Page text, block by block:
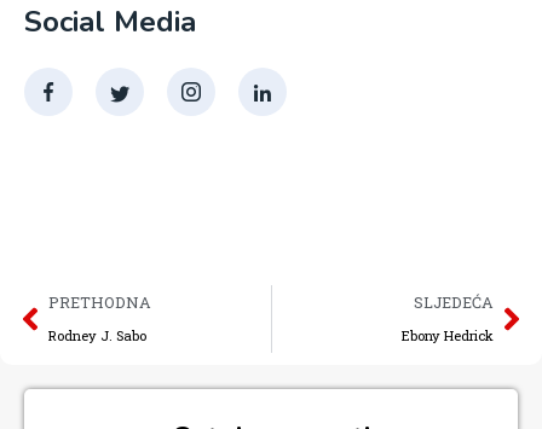
Social Media
PRETHODNA
Rodney J. Sabo
SLJEDEĆA
Ebony Hedrick